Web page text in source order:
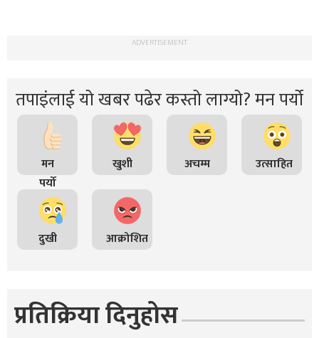
ADVERTISEMENT
तपाइंलाई यो खबर पढेर कस्तो लाग्यो? मन पर्यो
मन
पर्यो
खुशी अचम्म उत्साहित
दुखी आक्रोशित
प्रतिक्रिया दिनुहोस